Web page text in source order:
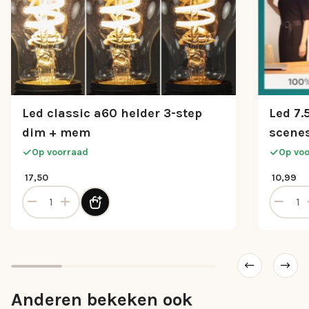
Led classic a60 helder 3-step
dim + mem
Op voorraad
17,50
Led classic a60 helder 3-step dim + mem aantal
Led
Op
10,99
Led
Anderen bekeken ook